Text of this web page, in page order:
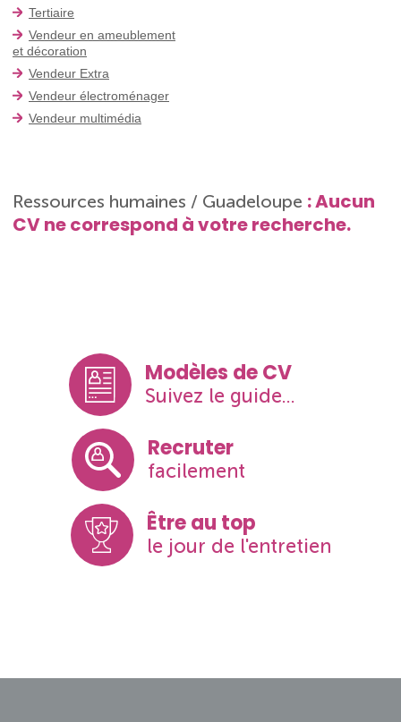
Tertiaire
Vendeur en ameublement
et décoration
Vendeur Extra
Vendeur électroménager
Vendeur multimédia
Ressources humaines / Guadeloupe : Aucun
CV ne correspond à votre recherche.
Modèles de CV
Suivez le guide...
Recruter
facilement
Être au top
le jour de l'entretien